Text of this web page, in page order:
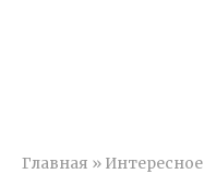
Главная » Интересное